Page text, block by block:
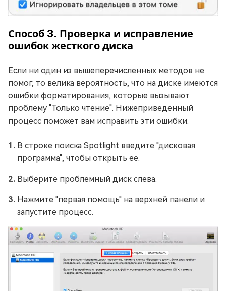
Способ 3. Проверка и исправление
ошибок жесткого диска
Если ни один из вышеперечисленных методов не
помог, то велика вероятность, что на диске имеются
ошибки форматирования, которые вызывают
проблему "Только чтение". Нижеприведенный
процесс поможет вам исправить эти ошибки.
В строке поиска Spotlight введите "дисковая
программа", чтобы открыть ее.
Выберите проблемный диск слева.
Нажмите "первая помощь" на верхней панели и
запустите процесс.